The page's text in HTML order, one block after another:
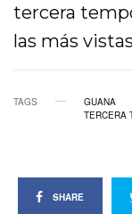
tercera
las más
TAGS GUANA
TERCERA
SHARE